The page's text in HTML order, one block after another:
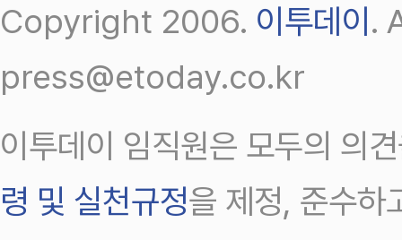
Copyright 2006. 이투데이 .
press@etoday.co.kr
이투데이 임직원은 모두의 의
령 및 실천규정을 제정, 준수하